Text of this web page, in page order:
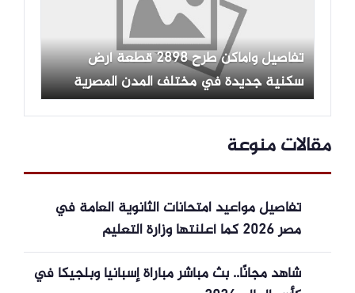
تفاصيل وأماكن طرح 2898 قطعة أرض
سكنية جديدة في مختلف المدن المصرية
مقالات منوعة
تفاصيل مواعيد امتحانات الثانوية العامة في
مصر 2026 كما أعلنتها وزارة التعليم
شاهد مجانًا.. بث مباشر مباراة إسبانيا وبلجيكا في